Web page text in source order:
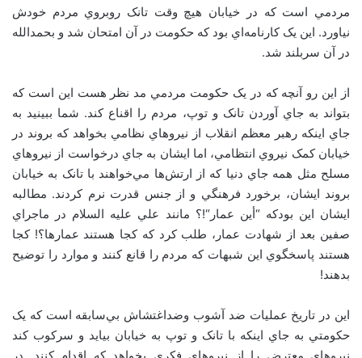
مردمي است که در خيابان هيچ وقت تانک روبروي مردم خودش
نياورد. اين يک کارنامه‌اي بود که حکومت در آن امتحان شد و بحمدالله
در آن سربلند شد.
از اين رو آنچه که در يک حکومت مردمي مد نظر هست اين است که
بتواند به جاي آوردن تانک و توپ، مردم را اقناع کند. شما ببينيد به
جاي اينکه رهبر معظم انقلاب از نيروهاي نظامي بخواهد که بروند در
خيابان کمک نيروي انتظامي، اما ايشان به جاي درخواست از نيروهاي
مسلح مثل همه جاي دنيا که از ارتش‌ها مي‌خواهند با تانک به خیابان
بروند ايشان، برخورد فرهنگي و از جنس قدرت نرم کردند. مطالبه
ايشان اين بودکه“أين عمار“!؟ مانند علي عليه السلام در ماجراي
صفين بعد از شهادت عمار، طلب کرد که کجا هستند عمارها؟! کجا
هستند پاسخگوي اين شبهات که مردم را قانع کنند و موارد را توضيح
بدهند!
اين در تاريخ عمليات ضد آشوب وضداغتشاش بي‌سابقه است که يک
حکومتي به جاي اينکه با تانک و توپ به خيابان بيايد و سرکوب کند